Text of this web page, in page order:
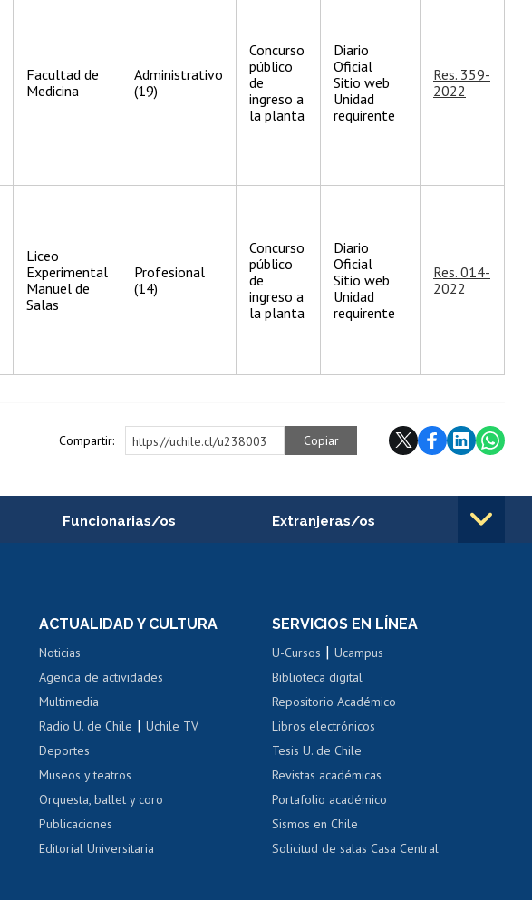
Facultad de
Medicina
Administrativo
(19)
Concurso
público
de
ingreso a
la planta
Diario
Oficial
Sitio web
Unidad
requirente
Res. 359-
2022
Liceo
Experimental
Manuel de
Salas
Profesional
(14)
Concurso
público
de
ingreso a
la planta
Diario
Oficial
Sitio web
Unidad
requirente
Res. 014-
2022
Compartir: https://uchile.cl/u238003 Copiar
Funcionarias/os
Portal de movilidad interna
Certificado de renta
Certificado de renta
Gestión de correo uchile
Extranjeras/os
Movilidad Estudiantil
Cursos de español
Acoso laboral, sexual y violencia
ACTUALIDAD Y CULTURA
Noticias
Agenda de actividades
Multimedia
Radio U. de Chile |Uchile TV
Deportes
Museos y teatros
Orquesta, ballet y coro
Publicaciones
Editorial Universitaria
SERVICIOS EN LÍNEA
U-Cursos |Ucampus
Biblioteca digital
Repositorio Académico
Libros electrónicos
Tesis U. de Chile
Revistas académicas
Portafolio académico
Sismos en Chile
Solicitud de salas Casa Central